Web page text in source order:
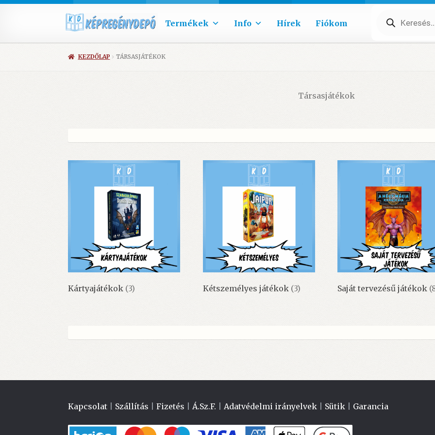
Termékek Info Hírek Fiókom search
KEZDŐLAP TÁRSASJÁTÉKOK
Társasjátékok
Kártyajátékok (3) Kétszemélyes játékok (3) Saját tervezésű játékok
Kapcsolat Szállítás |Fizetés |Á.Sz.F. |Adatvédelmi irányelvek Sütik Garancia